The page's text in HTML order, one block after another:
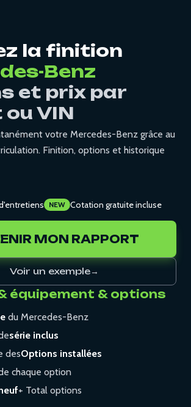
la finition
Benz
et prix par
VIN
votre Mercedes-Benz grâce au
Finition, options et historique
NEW Cotation gratuite incluse
MON RAPPORT
Voir un exemple→
équipement & options
du Mercedes-Benz
série inclus
desOptions installées
chaque option
+ Total options